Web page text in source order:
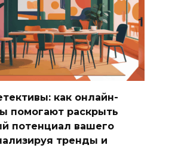
как онлайн-
помогают раскрыть
потенциал вашего
тренды и